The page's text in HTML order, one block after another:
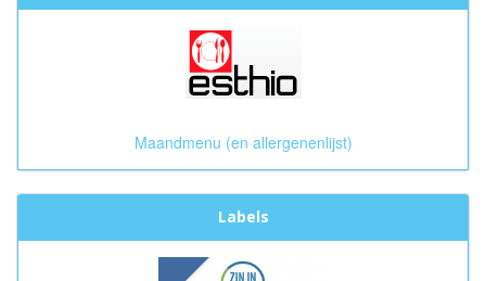
Maandmenu (en allergenenlijst)
Labels